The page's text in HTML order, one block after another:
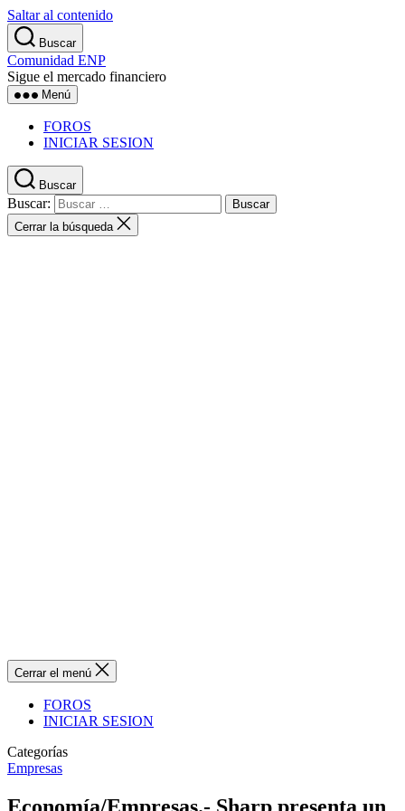
Saltar al contenido
Buscar
Comunidad ENP
Sigue el mercado financiero
Menú
FOROS
INICIAR SESION
Buscar
Buscar:
Cerrar la búsqueda
Cerrar el menú
FOROS
INICIAR SESION
Categorías
Empresas